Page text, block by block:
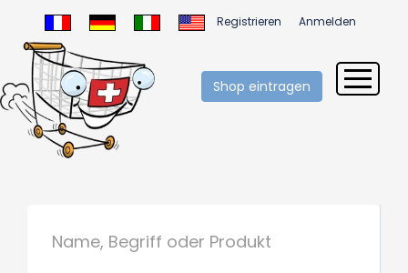
Registrieren Anmelden
Shop eintragen